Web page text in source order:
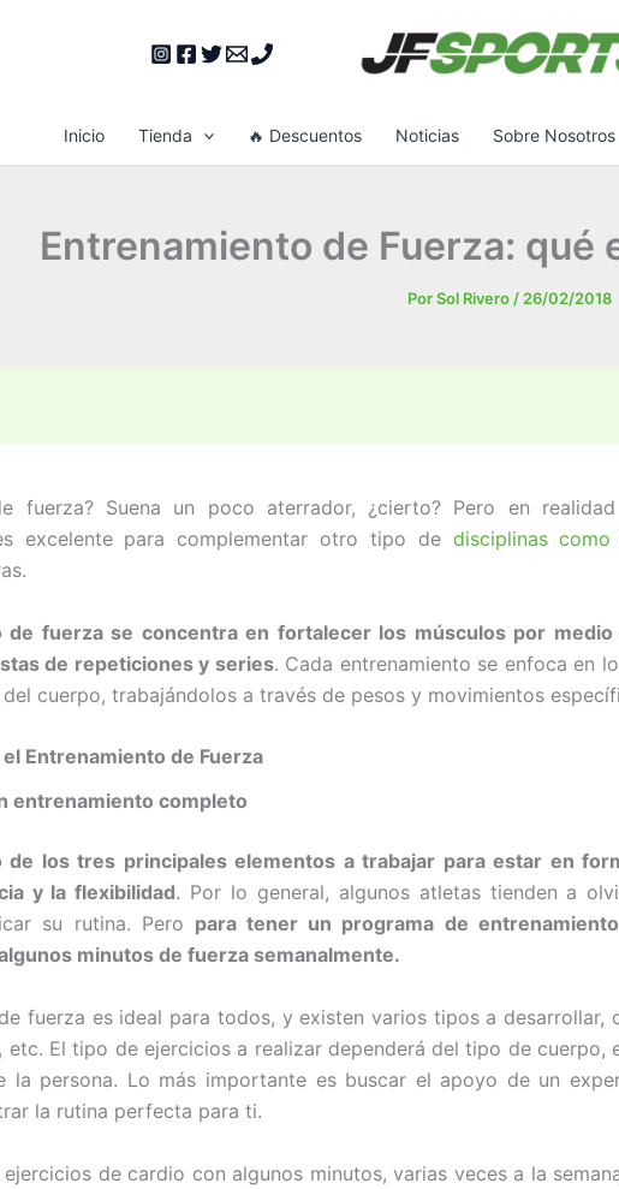
Inicio Tienda 🔥 Descuentos Noticias Sobre Nosotros
Entrenamiento de Fuerza: qué
PorSol Rivero / 26/02/2018
fuerza? Suena un poco aterrador, ¿cierto? Pero en
excelente para complementar otro tipo de disciplinas
de fuerza se concentra en fortalecer los músculos por
de repeticiones y series. Cada entrenamiento se enfoca en
cuerpo, trabajándolos a través de pesos y movimientos
Entrenamiento de Fuerza
entrenamiento completo
de los tres principales elementos a trabajar para estar en
y la flexibilidad. Por lo general, algunos atletas tienden a
su rutina. Pero para tener un programa de
minutos de fuerza semanalmente.
fuerza es ideal para todos, y existen varios tipos a desarrollar,
etc. El tipo de ejercicios a realizar dependerá del tipo de cuerpo,
la persona. Lo más importante es buscar el apoyo de un
la rutina perfecta para ti.
de cardio con algunos minutos, varias veces a la